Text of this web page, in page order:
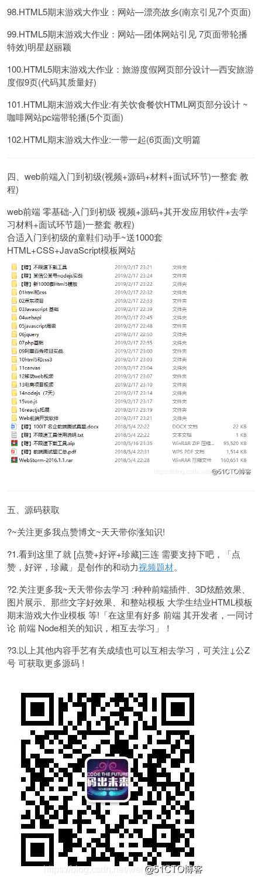
98.HTML5期末游戏大作业：网站—漂亮故乡(南京引见7个页面)
99.HTML5期末游戏大作业：网站—团体网站引见 7页面带轮播
特效)明星赵丽颖
100.HTML5期末游戏大作业：旅游度假网页部分设计—西安旅游
度假9页(代码其质量好)
101.HTML期末游戏大作业:有关饮食餐饮HTML网页部分设计 ~
咖啡网站pc端带轮播(5个页面)
102.HTML期末游戏大作业:一带一起(6页面)文明篇
四、web前端入门到初级(视频+源码+材料+面试环节)一整套 教
程)
web前端 零基础-入门到初级 视频+源码+其开发应用软件+去学
习材料+面试环节题)一整套 教程)
合适入门到初级的童鞋们动手~送1000套
HTML+CSS+JavaScript模板网站
五、源码获取
?~关注更多我点赞博文~天天带你涨知识!
?1.看到这里了就 [点赞+好评+珍藏]三连 需要支持下吧，「点
赞，好评，珍藏」是创作的和动力视频题材。
?2.关注更多我~天天带你去学习 :种种前端插件、3D炫酷效果、
图片展示、那些文字好效果、和整站模板 大学生结业HTML模板
期末游戏大作业模板 等!「在这里有好多 前端 其开发者，一同讨
论 前端 Node相关的知识，相互去学习」！
?3.以上其他内容手艺有关成绩也可以互相去学习，可关注↓公Z
号 可获取更多源码 !